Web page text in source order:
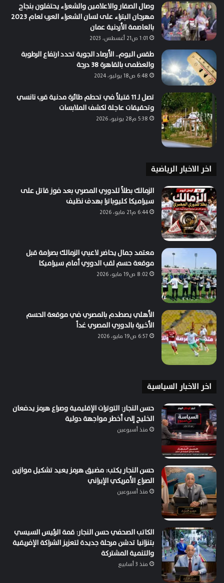
وصال الصقار والاعلامين والشعراء يحتفلون بنجاح
مهرجان البتراء على لسان الشعراء العرب لعام 2023
بالعاصمة الأردنية عمان
1:01 ص21 أغسطس، 2023
طقس اليوم.. الأرصاد الجوية تحدد ارتفاع الرطوبة
والعظمى بالقاهرة 38 درجة
6:48 ص18 يوليو، 2024
تصل لـ 11 قتيلاً في تحطم طائرة مدنية قرب نانسي
وتحقيقات عاجلة لكشف الملابسات
5:38 م28 يونيو، 2026
اخر الاخبار الرياضية
الزمالك بطلاً للدوري المصري بعد فوز قاتل على
سيراميكا كليوباترا بهدف نظيف
6:44 م21 مايو، 2026
معتمد جمال يحاضر لاعبي الزمالك بصرامة قبل
موقعة حسم لقب الدوري أمام سيراميكا
8:02 ص19 مايو، 2026
الأهلي يصطدم بالمصري في موقعة الحسم
الأخيرة بالدوري المصري غداً
6:57 ص19 مايو، 2026
اخر الاخبار السياسية
حسن النجار: التوترات الإقليمية وصراع هرمز يدفعان
الخليج إلى أخطر مواجهة دولية
منذ أسبوعين
حسن النجار يكتب: مضيق هرمز يعيد تشكيل موازين
الصراع الأمريكي الإيراني
منذ أسبوعين
الكاتب الصحفي حسن النجار: قمة الرئيس السيسي
بتنزانيا تدشن مرحلة جديدة لتعزيز الشراكة الإفريقية
والتنمية المشتركة
منذ 3 أسابيع